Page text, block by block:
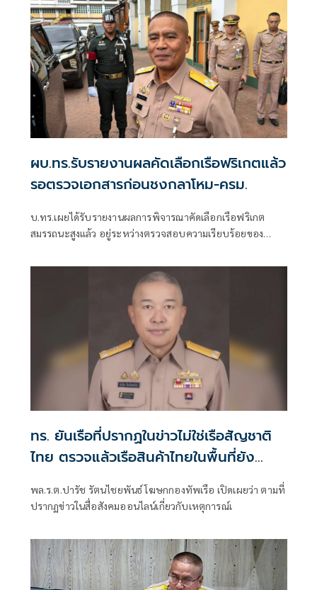
เยียวยาที่กรมประมงจ่ายให้แก่เจ้าของเรือประมงที่เข้าร่วม
โครงการนำเรือประมงออกนอกระบบเพื่อการจัดการทรัพยากร
ประมงทะเลที่ยั่งยืน
ผบ.ทร.รับรายงานผลคัดเลือกเรือฟริเกตแล้ว
รอตรวจเอกสารก่อนชงกลาโหม-ครม.
บ.ทร.เผยได้รับรายงานผลการพิจารณาคัดเลือกเรือฟริเกต
สมรรถนะสูงแล้ว อยู่ระหว่างตรวจสอบความเรียบร้อยของ
ทร. ยันเรือที่ปรากฏในข่าวไม่ใช่เรือสัญชาติ
ไทย ตรวจแล้วเรือสินค้าไทยในพื้นที่ยัง
พล.ร.ต.ปารัช รัตนไชยพันธ์ โฆษกกองทัพเรือ เปิดเผยว่า ตามที่
ปรากฏข่าวในสื่อสังคมออนไลน์เกี่ยวกับเหตุการณ์เ